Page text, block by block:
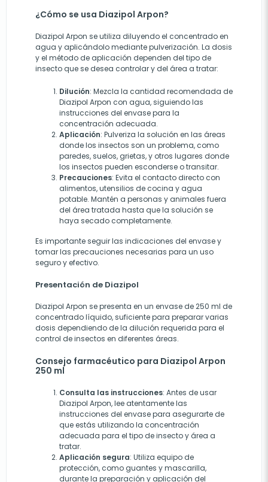
¿Cómo se usa Diazipol Arpon?
Diazipol Arpon se utiliza diluyendo el concentrado en
agua y aplicándolo mediante pulverización. La dosis
y el método de aplicación dependen del tipo de
insecto que se desea controlar y del área a tratar:
Dilución: Mezcla la cantidad recomendada de
Diazipol Arpon con agua, siguiendo las
instrucciones del envase para la
concentración adecuada.
Aplicación: Pulveriza la solución en las áreas
donde los insectos son un problema, como
paredes, suelos, grietas, y otros lugares donde
los insectos pueden esconderse o transitar.
Precauciones: Evita el contacto directo con
alimentos, utensilios de cocina y agua
potable. Mantén a personas y animales fuera
del área tratada hasta que la solución se
haya secado completamente.
Es importante seguir las indicaciones del envase y
tomar las precauciones necesarias para un uso
seguro y efectivo.
Presentación de Diazipol
Diazipol Arpon se presenta en un envase de 250 ml de
concentrado líquido, suficiente para preparar varias
dosis dependiendo de la dilución requerida para el
control de insectos en diferentes áreas.
Consejo farmacéutico para Diazipol Arpon
250 ml
Consulta las instrucciones: Antes de usar
Diazipol Arpon, lee atentamente las
instrucciones del envase para asegurarte de
que estás utilizando la concentración
adecuada para el tipo de insecto y área a
tratar.
Aplicación segura: Utiliza equipo de
protección, como guantes y mascarilla,
durante la preparación y aplicación del